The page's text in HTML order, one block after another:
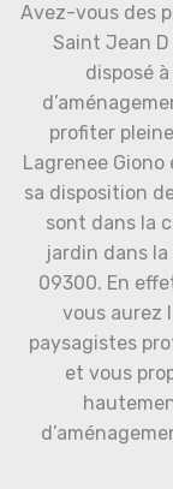
Avez-vous des
Saint Jean D
disposé
profiter
Lagrenee
sa disposition
sont dans la
jardin dans
09300. En
vous aurez
paysagistes
et vous